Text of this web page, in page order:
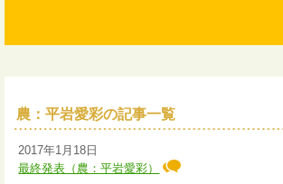
農：平岩愛彩の記事一覧
2017年1月18日
最終発表（農：平岩愛彩）